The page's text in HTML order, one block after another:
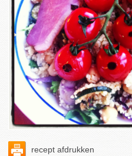
recept afdrukken